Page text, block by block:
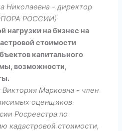
Николаевна - директор
РОССИИ)
нагрузки на бизнес на
стоимости
капитального
возможности,
Марковна - член
оценщиков
Росреестра по
кадастровой стоимости,